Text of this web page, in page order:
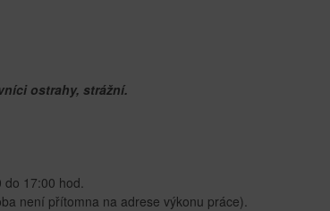
ostrahy, strážní.
17:00 hod.
není přítomna na adrese výkonu práce).